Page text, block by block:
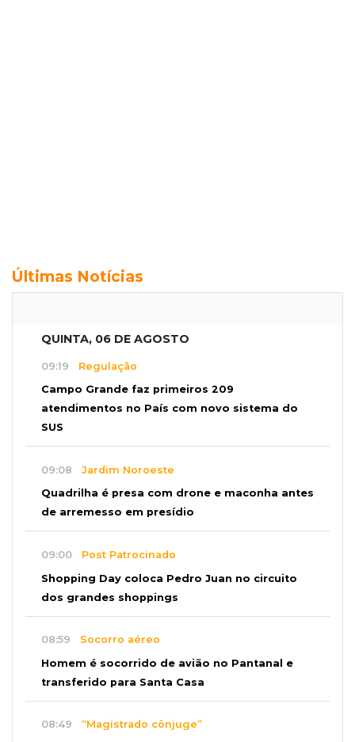
Últimas Notícias
QUINTA, 06 DE AGOSTO
09:19 Regulação
Campo Grande faz primeiros 209
atendimentos no País com novo sistema do
SUS
09:08 Jardim Noroeste
Quadrilha é presa com drone e maconha antes
de arremesso em presídio
09:00 Post Patrocinado
Shopping Day coloca Pedro Juan no circuito
dos grandes shoppings
08:59 Socorro aéreo
Homem é socorrido de avião no Pantanal e
transferido para Santa Casa
08:49 “Magistrado cônjuge”